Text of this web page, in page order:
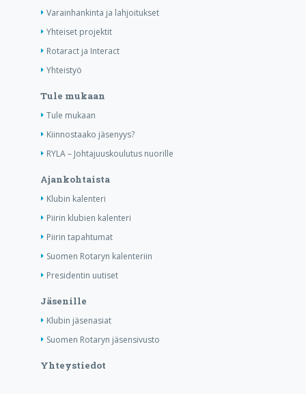
Varainhankinta ja lahjoitukset
Yhteiset projektit
Rotaract ja Interact
Yhteistyö
Tule mukaan
Tule mukaan
Kiinnostaako jäsenyys?
RYLA – Johtajuuskoulutus nuorille
Ajankohtaista
Klubin kalenteri
Piirin klubien kalenteri
Piirin tapahtumat
Suomen Rotaryn kalenteriin
Presidentin uutiset
Jäsenille
Klubin jäsenasiat
Suomen Rotaryn jäsensivusto
Yhteystiedot